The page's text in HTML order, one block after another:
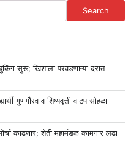
Search
सुरू; खिशाला परवडणाऱ्या दरात
गुणगौरव व शिष्यवृत्ती वाटप सोहळा
काढणार; शेती महामंडळ कामगार लढा